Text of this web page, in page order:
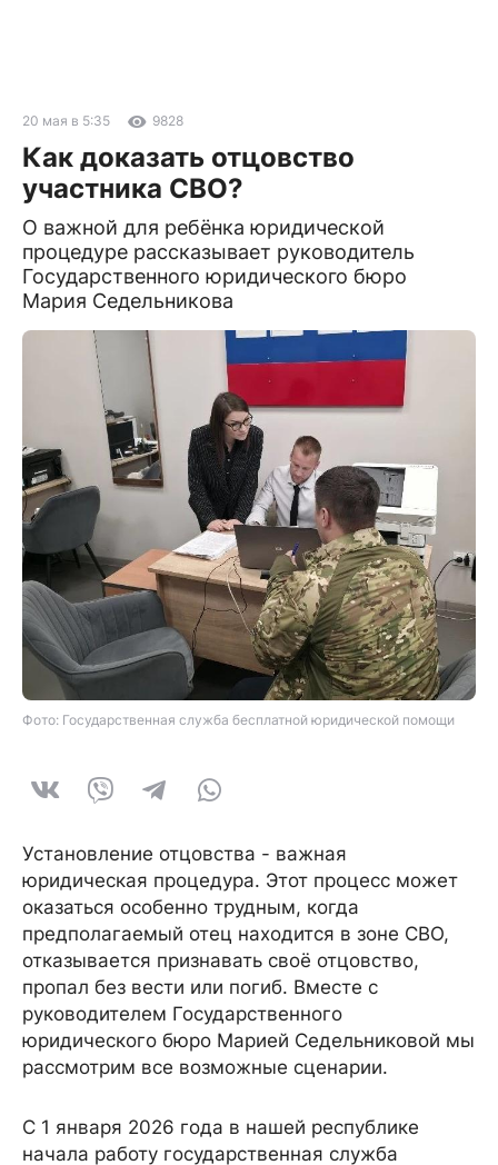
20 мая в 5:35 9828
Как доказать отцовство
участника СВО?
О важной для ребёнка юридической
процедуре рассказывает руководитель
Государственного юридического бюро
Мария Седельникова
Фото: Государственная служба бесплатной юридической помощи
Установление отцовства - важная
юридическая процедура. Этот процесс может
оказаться особенно трудным, когда
предполагаемый отец находится в зоне СВО,
отказывается признавать своё отцовство,
пропал без вести или погиб. Вместе с
руководителем Государственного
юридического бюро Марией Седельниковой мы
рассмотрим все возможные сценарии.
С 1 января 2026 года в нашей республике
начала работу государственная служба